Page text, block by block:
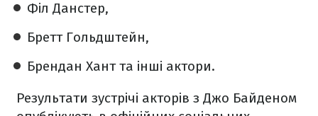
Філ Данстер,
Бретт Гольдштейн,
Брендан Хант та інші актори.
Результати зустрічі акторів з Джо Байденом